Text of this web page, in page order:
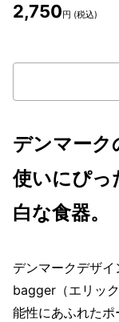
2,750円 (税込)
デンマーク
使いにぴ
白な食器。
デンマークデザ
bagger（エリッ
能性にあふれた